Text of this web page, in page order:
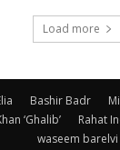
Load more
Bashir Badr
‘Ghalib’
Rahat
waseem barelvi